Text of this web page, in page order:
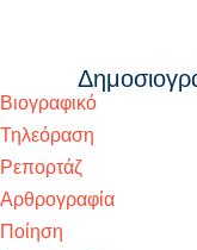
Βιογραφικό
Τηλεόραση
Ρεπορτάζ
Αρθρογραφία
Ποίηση